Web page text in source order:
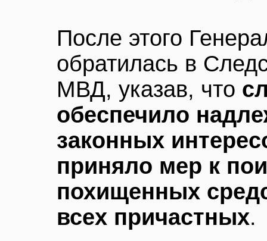
После этого
обратилась в
МВД, указав, что
обеспечило
законных
приняло мер к
похищенных
всех причастных.